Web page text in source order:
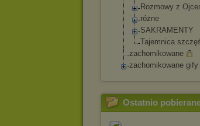
Rozmowy z
różne
SAKRAMENTY
Tajemnica
zachomikowane
zachomikowane
Ostatnio